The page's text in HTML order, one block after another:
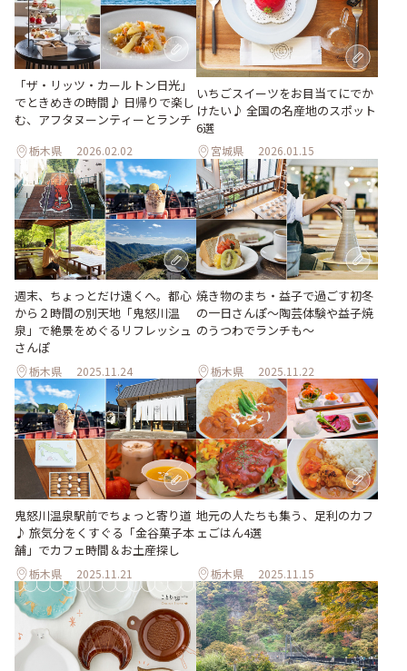
「ザ・リッツ・カールトン日光」
でときめきの時間♪ 日帰りで楽し
む、アフタヌーンティーとランチ
栃木県 2026.02.02
いちごスイーツをお目当てにでか
けたい♪ 全国の名産地のスポット
6選
宮城県 2026.01.15
週末、ちょっとだけ遠くへ。都心
から２時間の別天地「鬼怒川温
泉」で絶景をめぐるリフレッシュ
さんぽ
栃木県 2025.11.24
焼き物のまち・益子で過ごす初冬
の一日さんぽ〜陶芸体験や益子焼
のうつわでランチも〜
栃木県 2025.11.22
鬼怒川温泉駅前でちょっと寄り道
♪ 旅気分をくすぐる「金谷菓子本
舗」でカフェ時間＆お土産探し
栃木県 2025.11.21
地元の人たちも集う、足利のカフ
ェごはん4選
栃木県 2025.11.15